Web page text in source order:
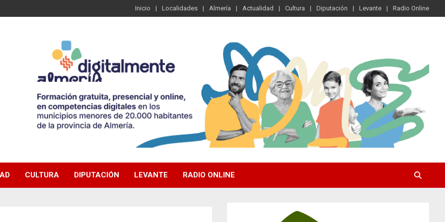
Inicio Localidades Almería Actualidad Cultura Diputación Levante Radio Online
CULTURA DIPUTACIÓN LEVANTE RADIO ONLINE